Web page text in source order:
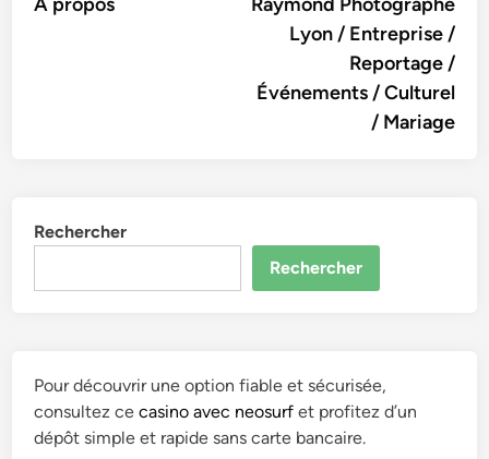
Lyon / Entreprise /
Reportage /
Événements / Culturel
/ Mariage
Rechercher
Rechercher
Pour découvrir une option fiable et sécurisée,
consultez cecasino avec neosurf et profitez d’un
dépôt simple et rapide sans carte bancaire.